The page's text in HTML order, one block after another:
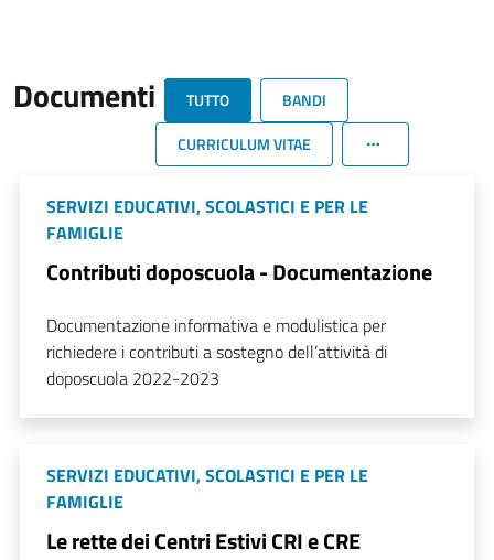
Documenti TUTTO
BANDI
CURRICULUM VITAE
SERVIZI EDUCATIVI, SCOLASTICI E PER LE
FAMIGLIE
Contributi doposcuola - Documentazione
Documentazione informativa e modulistica per
richiedere i contributi a sostegno dell’attività di
doposcuola 2022-2023
SERVIZI EDUCATIVI, SCOLASTICI E PER LE
FAMIGLIE
Le rette dei Centri Estivi CRI e CRE